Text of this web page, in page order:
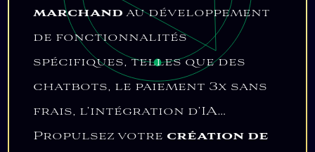
marchand au développement
de fonctionnalités
spécifiques, telles que des
chatbots, le paiement 3x sans
frais, l’intégration d’IA…
Propulsez votre création de